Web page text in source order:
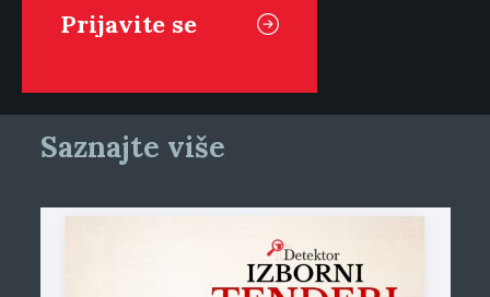
Saznajte više